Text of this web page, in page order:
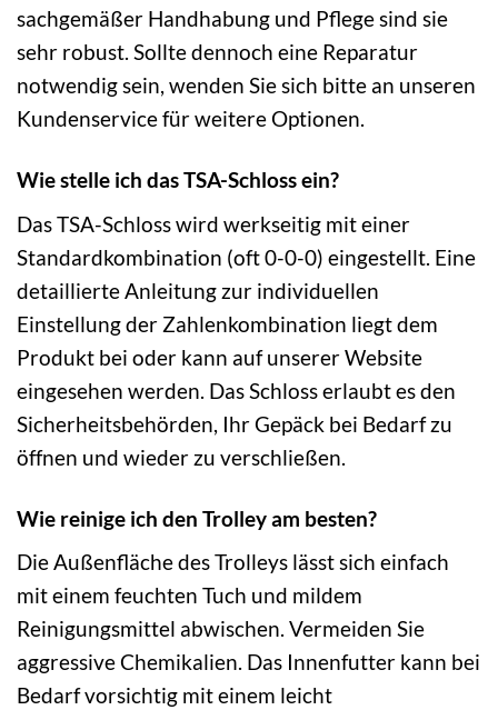
sachgemäßer Handhabung und Pflege sind sie
sehr robust. Sollte dennoch eine Reparatur
notwendig sein, wenden Sie sich bitte an unseren
Kundenservice für weitere Optionen.
Wie stelle ich das TSA-Schloss ein?
Das TSA-Schloss wird werkseitig mit einer
Standardkombination (oft 0-0-0) eingestellt. Eine
detaillierte Anleitung zur individuellen
Einstellung der Zahlenkombination liegt dem
Produkt bei oder kann auf unserer Website
eingesehen werden. Das Schloss erlaubt es den
Sicherheitsbehörden, Ihr Gepäck bei Bedarf zu
öffnen und wieder zu verschließen.
Wie reinige ich den Trolley am besten?
Die Außenfläche des Trolleys lässt sich einfach
mit einem feuchten Tuch und mildem
Reinigungsmittel abwischen. Vermeiden Sie
aggressive Chemikalien. Das Innenfutter kann bei
Bedarf vorsichtig mit einem leicht